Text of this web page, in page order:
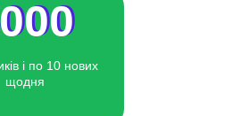
і по 10 нових
щодня